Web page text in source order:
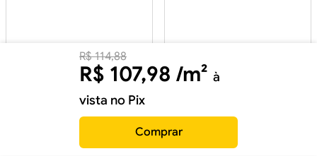
R$ 114,88
R$ 107,98 /m² à
vista no Pix
Comprar